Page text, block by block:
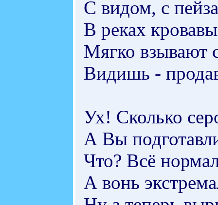
С видом, с
В реках
Мягко взывают
Видишь -
Ух! Сколько
А Вы
Что? Всё
А вонь